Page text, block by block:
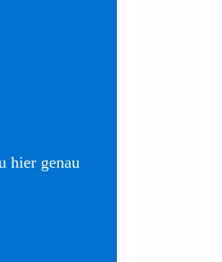
hier genau